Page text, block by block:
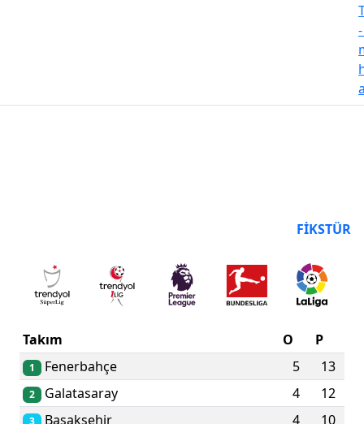
FIKSTÜR
Takım O P
1 Fenerbahçe 5 13
2 Galatasaray 4 12
3 Başakşehir 4 10